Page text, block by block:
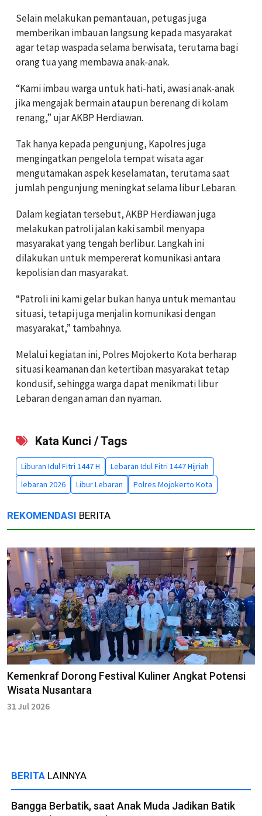
Selain melakukan pemantauan, petugas juga
memberikan imbauan langsung kepada masyarakat
agar tetap waspada selama berwisata, terutama bagi
orang tua yang membawa anak-anak.
“Kami imbau warga untuk hati-hati, awasi anak-anak
jika mengajak bermain ataupun berenang di kolam
renang,” ujar AKBP Herdiawan.
Tak hanya kepada pengunjung, Kapolres juga
mengingatkan pengelola tempat wisata agar
mengutamakan aspek keselamatan, terutama saat
jumlah pengunjung meningkat selama libur Lebaran.
Dalam kegiatan tersebut, AKBP Herdiawan juga
melakukan patroli jalan kaki sambil menyapa
masyarakat yang tengah berlibur. Langkah ini
dilakukan untuk mempererat komunikasi antara
kepolisian dan masyarakat.
“Patroli ini kami gelar bukan hanya untuk memantau
situasi, tetapi juga menjalin komunikasi dengan
masyarakat,” tambahnya.
Melalui kegiatan ini, Polres Mojokerto Kota berharap
situasi keamanan dan ketertiban masyarakat tetap
kondusif, sehingga warga dapat menikmati libur
Lebaran dengan aman dan nyaman.
Kata Kunci / Tags
Liburan Idul Fitri 1447 H
Lebaran Idul Fitri 1447 Hijriah
lebaran 2026
Libur Lebaran Polres Mojokerto Kota
REKOMENDASI BERITA
Kemenkraf Dorong Festival Kuliner Angkat Potensi
Wisata Nusantara
31 Jul 2026
BERITA LAINNYA
Bangga Berbatik, saat Anak Muda Jadikan Batik